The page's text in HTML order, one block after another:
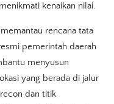
kenaikan nilai.
rencana tata
pemerintah daerah
menyusun
yang berada di jalur
dan titik